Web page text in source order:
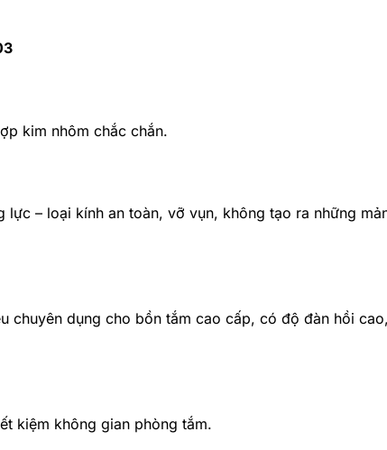
kim nhôm chắc chắn.
– loại kính an toàn, vỡ vụn, không tạo ra những
chuyên dụng cho bồn tắm cao cấp, có độ đàn hồi
kiệm không gian phòng tắm.